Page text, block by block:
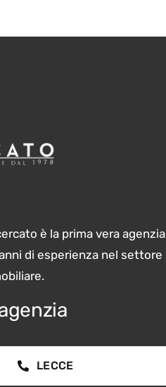
è la prima vera agenzia
di esperienza nel settore
LECCE